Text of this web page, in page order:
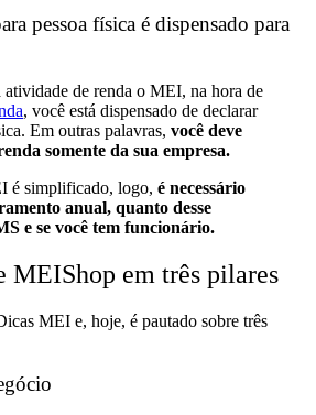
pessoa física é dispensado para
atividade de renda o MEI, na hora de
, você está dispensado de declarar
Em outras palavras, você deve
somente da sua empresa.
é simplificado, logo, é necessário
anual, quanto desse
e se você tem funcionário.
MEIShop em três pilares
MEI e, hoje, é pautado sobre três